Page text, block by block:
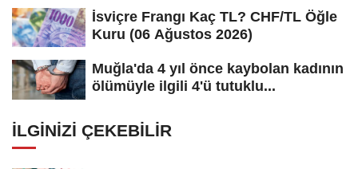
İsviçre Frangı Kaç TL? CHF/TL Öğle
Kuru (06 Ağustos 2026)
Muğla'da 4 yıl önce kaybolan kadının
ölümüyle ilgili 4'ü tutuklu...
İLGINIZI ÇEKEBILIR